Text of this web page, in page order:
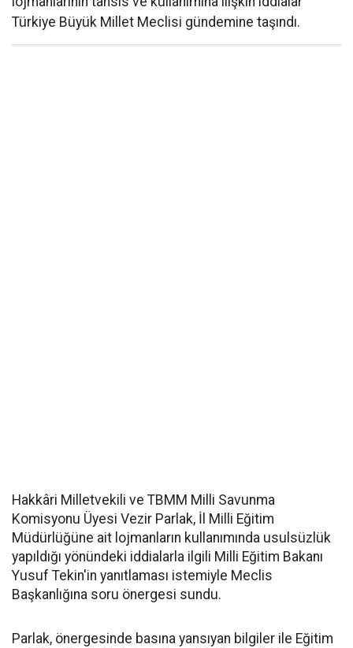
Türkiye Büyük Millet Meclisi gündemine taşındı.
Hakkâri Milletvekili ve TBMM Milli Savunma
Komisyonu Üyesi Vezir Parlak, İl Milli Eğitim
Müdürlüğüne ait lojmanların kullanımında usulsüzlük
yapıldığı yönündeki iddialarla ilgili Milli Eğitim Bakanı
Yusuf Tekin'in yanıtlaması istemiyle Meclis
Başkanlığına soru önergesi sundu.
Parlak, önergesinde basına yansıyan bilgiler ile Eğitim